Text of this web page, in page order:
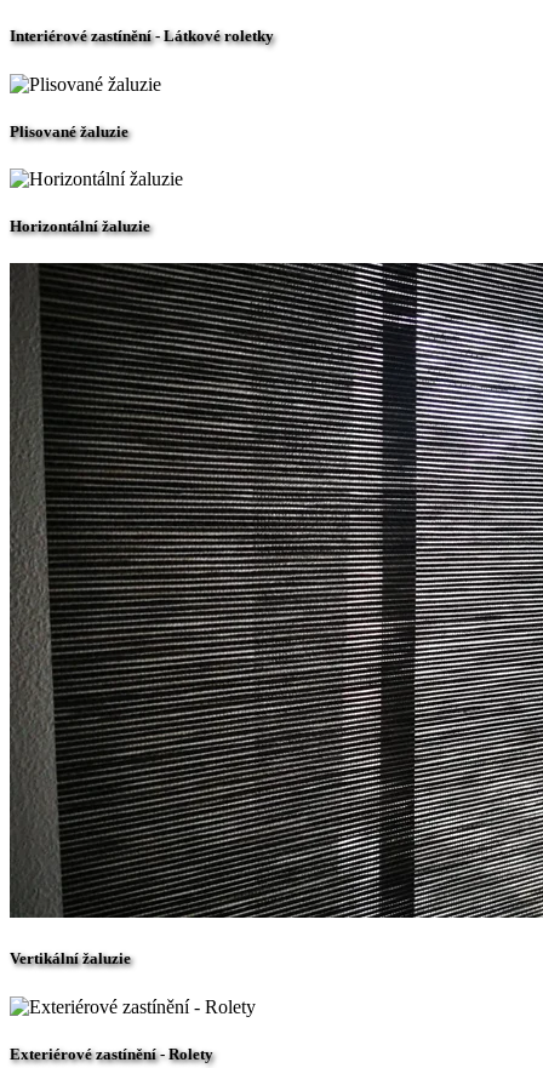
Interiérové zastínění - Látkové roletky
Plisované žaluzie
Horizontální žaluzie
Vertikální žaluzie
Exteriérové zastínění - Rolety